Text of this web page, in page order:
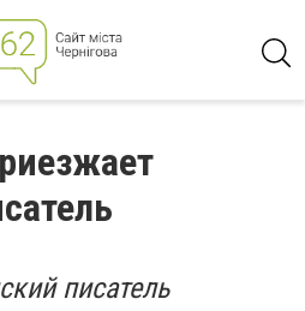
писатель